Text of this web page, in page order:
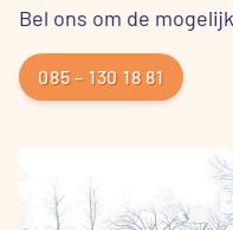
Bel ons om de
085 – 130 18 81